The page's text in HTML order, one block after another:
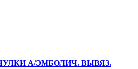
А/ЭМБОЛИЧ. ВЫВЯЗ.